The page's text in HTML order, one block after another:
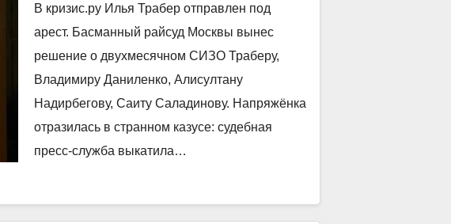
В кризис.ру Илья Трабер отправлен под
арест. Басманный райсуд Москвы вынес
решение о двухмесячном СИЗО Траберу,
Владимиру Даниленко, Алисултану
Надирбегову, Саиту Саладинову. Напряжёнка
отразилась в странном казусе: судебная
пресс-служба выкатила…